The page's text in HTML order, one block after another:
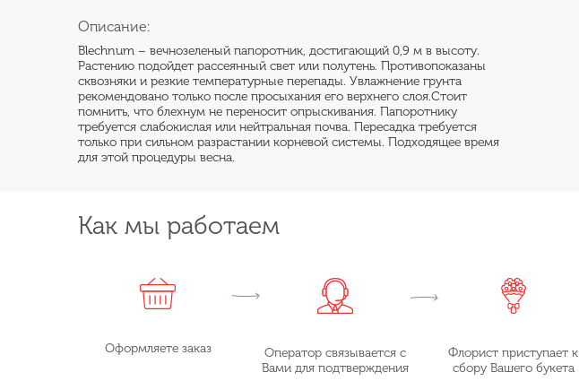
Описание:
Blechnum – вечнозеленый папоротник, достигающий 0,9 м в высоту.
Растению подойдет рассеянный свет или полутень. Противопоказаны
сквозняки и резкие температурные перепады. Увлажнение грунта
рекомендовано только после просыхания его верхнего слоя.Стоит
помнить, что блехнум не переносит опрыскивания. Папоротнику
требуется слабокислая или нейтральная почва. Пересадка требуется
только при сильном разрастании корневой системы. Подходящее время
для этой процедуры весна.
Как мы работаем
Оформляете заказ
Оператор связывается с
Вами для подтверждения
Флорист приступает к
сбору Вашего букета